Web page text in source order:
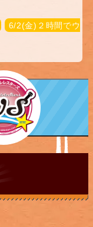
6/2(金)２時間でウ